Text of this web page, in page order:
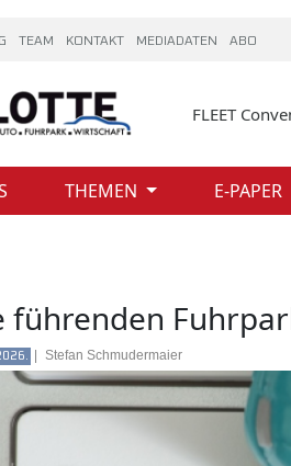
TEAM KONTAKT MEDIADATEN ABO
FLEET
THEMEN E-PAPER
führenden
Stefan Schmudermaier